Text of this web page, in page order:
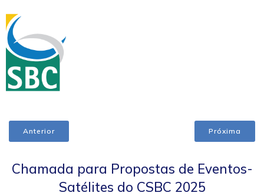
Anterior Próxima
Chamada para Propostas de Eventos-
Satélites do CSBC 2025